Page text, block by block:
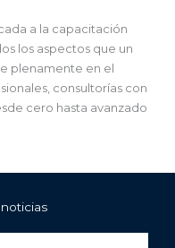
a la capacitación
los aspectos que un
plenamente en el
consultorías con
cero hasta avanzado